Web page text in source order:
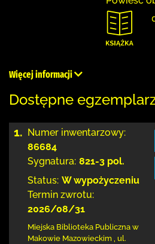
Więcej informacji
Dostępne
1. Numer inwentarzowy:
86684
Sygnatura: 821-3 pol.
Status: W wypożyczeniu
Termin zwrotu:
2026/08/31
Miejska Biblioteka Publiczna w
Makowie Mazowieckim ul.